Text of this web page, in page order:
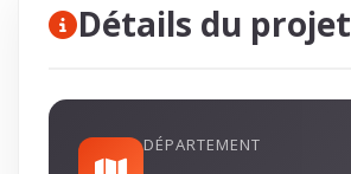
Détails du projet
DÉPARTEMENT